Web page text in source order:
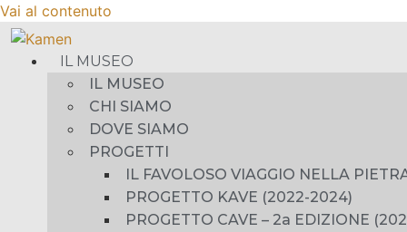
Vai al contenuto
IL MUSEO
IL MUSEO
CHI SIAMO
DOVE SIAMO
PROGETTI
IL FAVOLOSO VIAGGIO NELLA
PROGETTO KAVE (2022-2024)
PROGETTO CAVE – 2a EDIZIONE